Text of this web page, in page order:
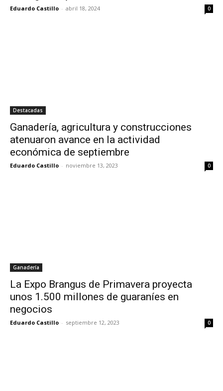
Eduardo Castillo - abril 18, 2024 0
Destacadas
Ganadería, agricultura y construcciones
atenuaron avance en la actividad
económica de septiembre
Eduardo Castillo - noviembre 13, 2023 0
Ganadería
La Expo Brangus de Primavera proyecta
unos 1.500 millones de guaraníes en
negocios
Eduardo Castillo - septiembre 12, 2023 0